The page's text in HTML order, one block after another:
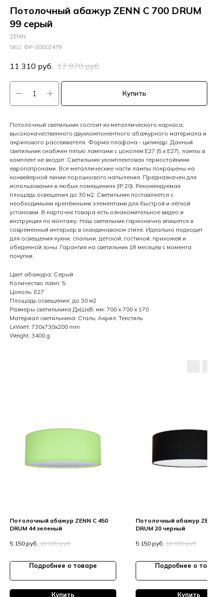
Потолочный абажур ZENN C 700 DRUM
99 серый
ZENN
SKU: ФР-00002479
11 310 руб. 17 970 руб.
Купить
Потолочный светильник состоит из металлического каркаса,
высококачественного двухкомпонентного абажурного материала и
акрилового рассеивателя. Форма плафона - цилиндр. Данный
светильник снабжен пятью лампами с цоколем Е27 (5 x E27), лампы в
комплект не входят. Светильник укомплектован термостойкими
европатронами. Все металлические части лампы покрашены на
конвейерной линии порошкового напыления. Предназначен для
использования в любых помещениях (IP 20). Рекомендуемая
площадь освещения до 30 м2. Светильник поставляется с
необходимыми крепёжными элементами для быстрой и лёгкой
установки. В карточке товара есть ознакомительное видео и
инструкция по монтажу. Наш светильник гармонично впишется в
современный интерьер в скандинавском стиле. Идеально подходит
для освещения кухни, спальни, детской, гостиной, прихожей и
обеденной зоны. Гарантия на светильник 18 месяцев с момента
покупки.
Цвет абажура: Серый
Количество ламп: 5
Цоколь: Е27
Площадь освещения: до 30 м2
Размеры светильника ДхШхВ, мм: 700 х 700 х 170
Материал светильника: Сталь; Акрил; Текстиль
LxWxH: 730x730x200 mm
Weight: 3400 g
Потолочный абажур ZENN C 450
DRUM 44 зеленый
5 150 руб. 10 605 руб.
Подробнее о товаре
Купить
Потолочный абажур ZENN
DRUM 20 черный
5 150 руб. 10 605 руб.
Подробнее о
Купить